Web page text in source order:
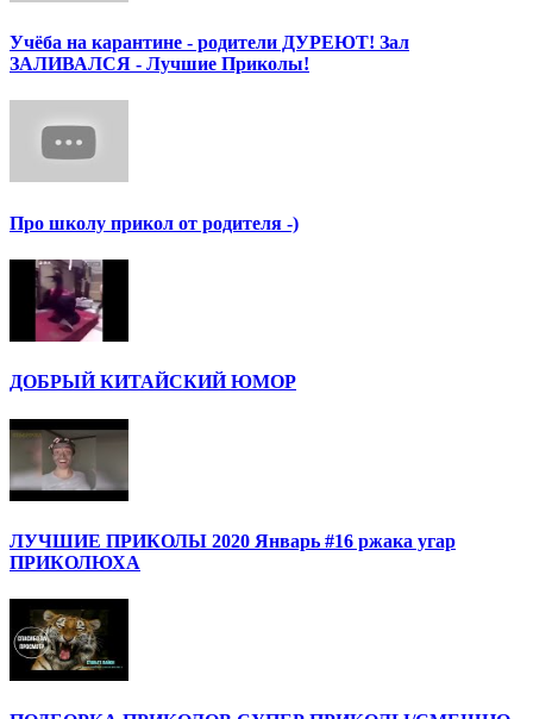
Учёба на карантине - родители ДУРЕЮТ! Зал
ЗАЛИВАЛСЯ - Лучшие Приколы!
Про школу прикол от родителя -)
ДОБРЫЙ КИТАЙСКИЙ ЮМОР
ЛУЧШИЕ ПРИКОЛЫ 2020 Январь #16 ржака угар
ПРИКОЛЮХА